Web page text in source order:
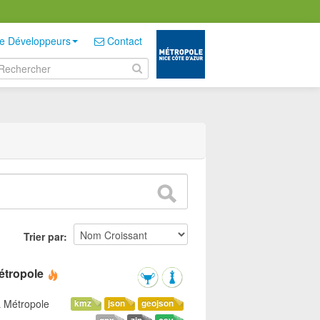
Développeurs Contact
Trier par
geojson
json
kmz
Métropole